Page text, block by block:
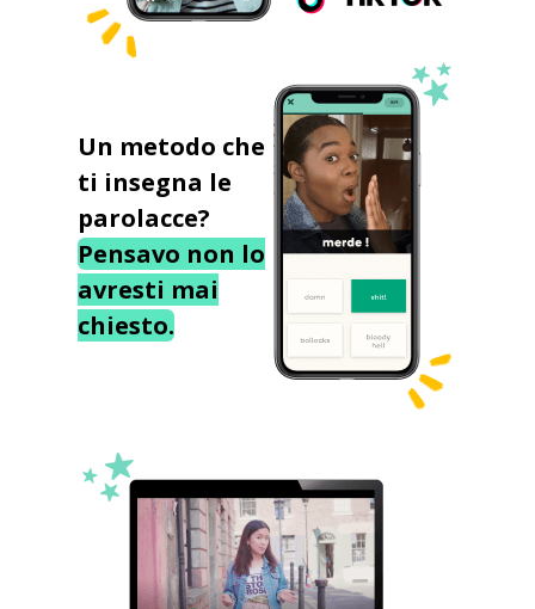
Un metodo che
ti insegna le
parolacce?
Pensavo non lo
avresti mai
chiesto.